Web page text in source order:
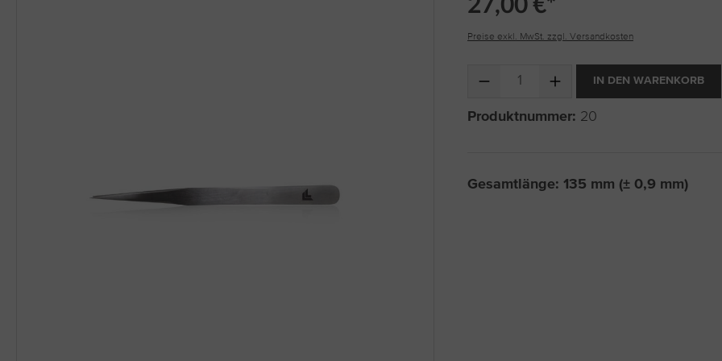
Preise exkl. MwSt. zzgl. Versandkosten
Produkt Anzahl: Gib den gewünschten Wert
IN DEN WARENKORB
Produktnummer: 20
Gesamtlänge: 135 mm (± 0,9 mm)